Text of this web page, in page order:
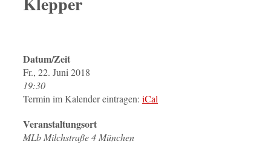
Datum/Zeit
Fr., 22. Juni 2018
19:30
Termin im Kalender eintragen: iCal
Veranstaltungsort
MLb Milchstraße 4 München